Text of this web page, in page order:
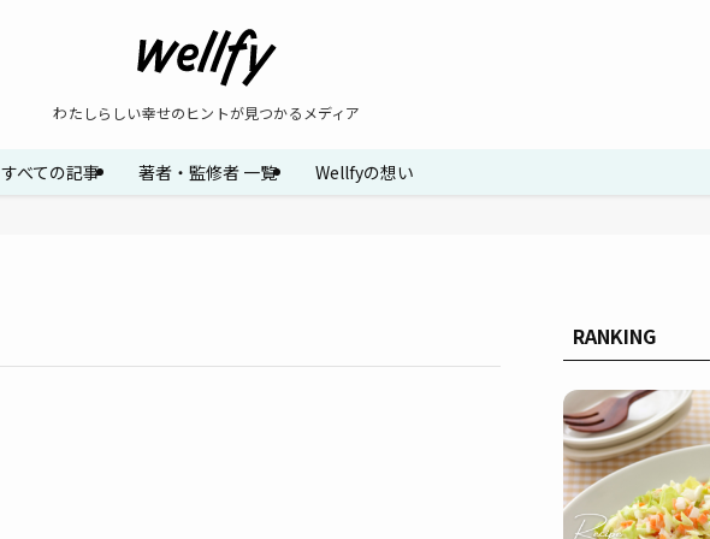
わたしらしい幸せのヒントが見つかるメディア
すべての記事 著者・監修者 一覧 Wellfyの想い
RANKING